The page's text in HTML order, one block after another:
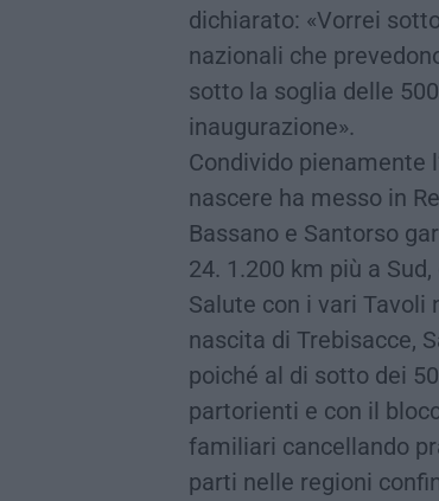
dichiarato: «Vorrei
nazionali che
sotto la soglia delle
inaugurazione».
Condivido pienamente
nascere ha messo in
Bassano e Santorso
24. 1.200 km più a
Salute con i vari Tavoli
nascita di Trebisacce,
poiché al di sotto dei
partorienti e con il
familiari cancellando
parti nelle regioni